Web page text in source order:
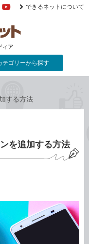
ィア
YouTube
できるネットについて
テゴリーから探す
する方法
を追加する方法